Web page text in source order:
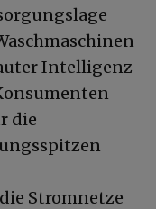
Intelligenz
die
Stromnetze